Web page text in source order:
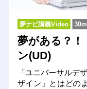
夢ナビ講義Video
夢がある？
ン(UD)
「ユニバーサルデ
ザイン」とはどの